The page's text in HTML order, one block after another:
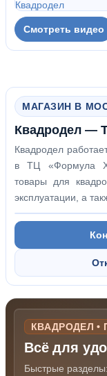
Смотреть видео
МАГАЗИН В
Квадродел —
Квадродел
в ТЦ «Формула
товары для
эксплуатации, а
КВАДРОДЕЛ
Всё для
Быстрые